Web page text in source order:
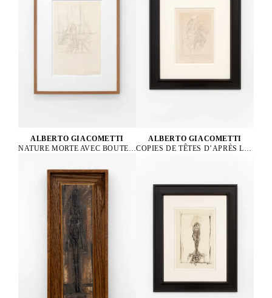
ALBERTO GIACOMETTI
ALBERTO GIACOMETTI
COPIES DE TÊTES D’APRÈS LA CRUCIFIXION DE LA BASILIQUE D’ASSISE DE CIMABUE, 1952